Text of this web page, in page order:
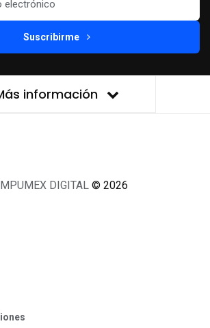
Suscribirme
información
DIGITAL © 2026